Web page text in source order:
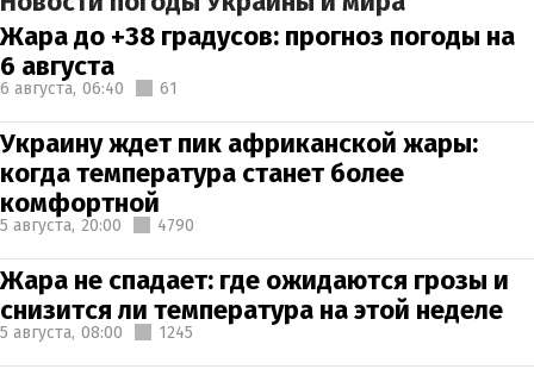
Жара до +38 градусов: прогноз погоды на
6 августа
6 августа, 06:40 61
Украину ждет пик африканской жары:
когда температура станет более
комфортной
5 августа, 20:00 4790
Жара не спадает: где ожидаются грозы и
снизится ли температура на этой неделе
5 августа, 08:00 1245